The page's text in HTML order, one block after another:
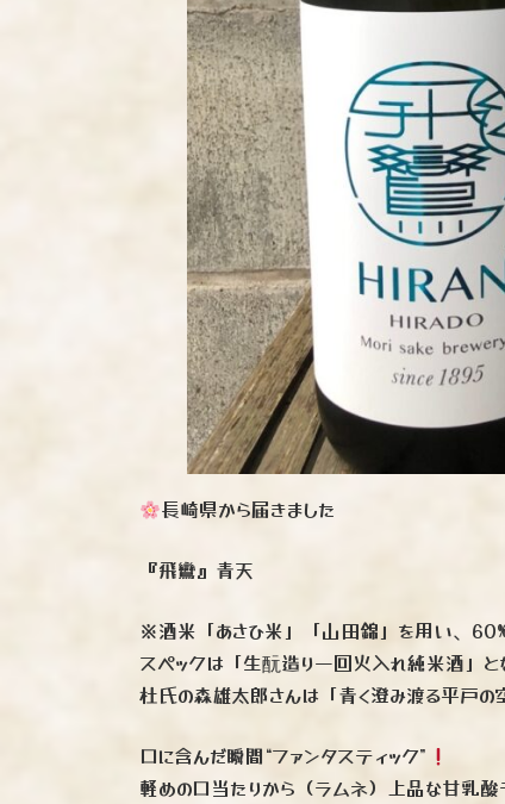
長崎県から届きました
『飛鸞』青天
※酒米「あさひ米」「山田錦」を用い、60%
スペックは「生酛造り一回火入れ純米酒」と
杜氏の森雄太郎さんは「青く澄み渡る平戸の
口に含んだ瞬間“ファンタスティック”
軽めの口当たりから（ラムネ）上品な甘乳酸